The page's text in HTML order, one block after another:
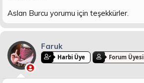
Aslan Burcu yorumu için teşekkürler.
Faruk
Harbi Üye Forum Üyesi